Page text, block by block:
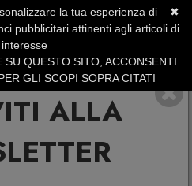
ALLA
+39.0773.470.562
| Fino al 31 Agosto
✖
la tua esperienza di
pubblicitari attinenti agli articoli di
SU QUESTO SITO, ACCONSENTI
GLI SCOPI SOPRA CITATI